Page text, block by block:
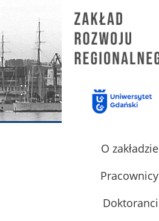
O zakładzie
Pracownicy
Doktoranci